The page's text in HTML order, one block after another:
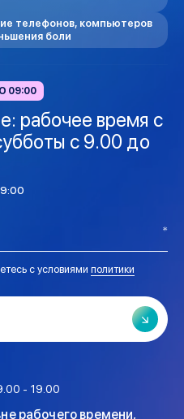
телефонов, компьютеров
боли
09:00
рабочее время с
с 9.00 до
с условиями политики
- 19.00
рабочего времени,